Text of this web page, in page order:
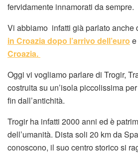
fervidamente innamorati da sempre.
Vi abbiamo infatti già parlato anche
in Croazia dopo l’arrivo dell’euro e
Croazia.
Oggi vi vogliamo parlare di Trogir,
costruita su un’isola piccolissima
fin dall’antichità.
Trogir ha infatti 2000 anni ed è
dell’umanità. Dista soli 20 km da
conoscono, il suo centro storico si